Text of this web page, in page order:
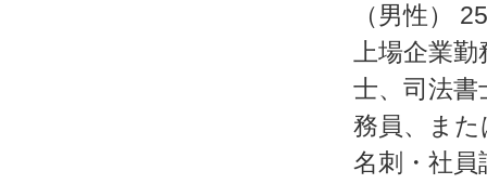
（男性）
上場企業
士、司法書
務員、ま
名刺・社員